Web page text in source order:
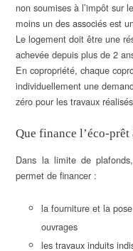
non soumises à l’impôt sur
moins un des associés est
Le logement doit être une
achevée depuis plus de 2
En copropriété, chaque
individuellement une
zéro pour les travaux
Que finance l’éco-prêt
Dans la limite de
permet de financer :
la fourniture et la
ouvrages
les travaux induits